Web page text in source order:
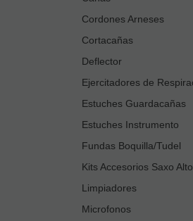
Cordones Arneses
Cortacañas
Deflector
Ejercitadores de
Estuches Guardacañas
Estuches Instrumento
Fundas Boquilla/Tudel
Kits Accesorios Saxo Alto
Limpiadores
Microfonos